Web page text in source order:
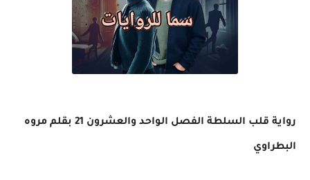
رواية قلب السلطة الفصل الواحد والعشرون 21 بقلم مروه
البطراوي